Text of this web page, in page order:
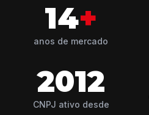
14+
anos de mercado
2012
CNPJ ativo desde